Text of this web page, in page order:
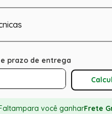
Calcular
para você ganharFrete